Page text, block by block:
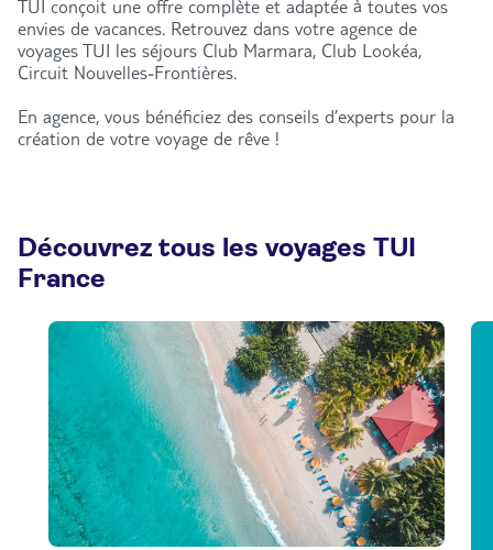
TUI conçoit une offre complète et adaptée à toutes vos
envies de vacances. Retrouvez dans votre agence de
voyages TUI les séjours Club Marmara, Club Lookéa,
Circuit Nouvelles-Frontières.
En agence, vous bénéficiez des conseils d’experts pour la
création de votre voyage de rêve !
Découvrez tous les voyages TUI
France